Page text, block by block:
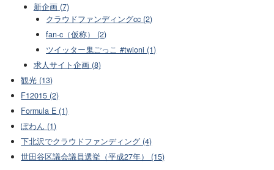
新企画 (7)
クラウドファンディングcc (2)
fan-c（仮称） (2)
ツイッター鬼ごっこ #twioni (1)
求人サイト企画 (8)
観光 (13)
F12015 (2)
Formula E (1)
ぽわん (1)
下北沢でクラウドファンディング (4)
世田谷区議会議員選挙（平成27年） (15)